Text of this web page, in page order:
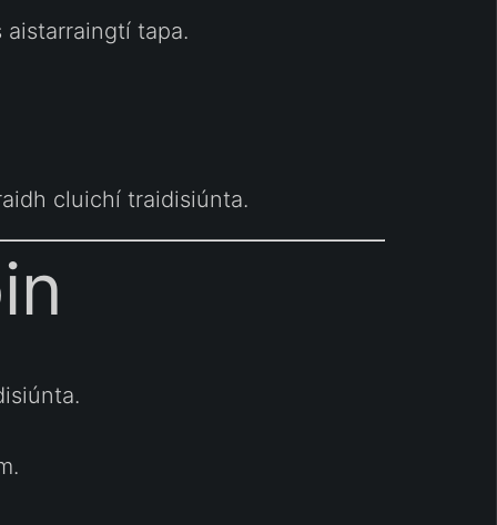
tapa.
cluichí traidisiúnta.